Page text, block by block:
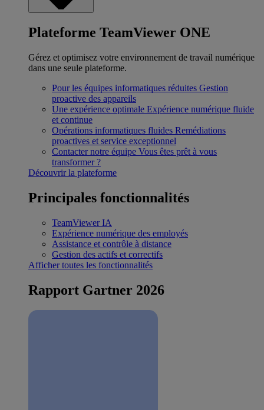
Plateforme TeamViewer ONE
Gérez et optimisez votre environnement de travail numérique
dans une seule plateforme.
Pour les équipes informatiques réduites Gestion
proactive des appareils
Une expérience optimale Expérience numérique fluide
et continue
Opérations informatiques fluides Remédiations
proactives et service exceptionnel
Contacter notre équipe Vous êtes prêt à vous
transformer ?
Découvrir la plateforme
Principales fonctionnalités
TeamViewer IA
Expérience numérique des employés
Assistance et contrôle à distance
Gestion des actifs et correctifs
Afficher toutes les fonctionnalités
Rapport Gartner 2026